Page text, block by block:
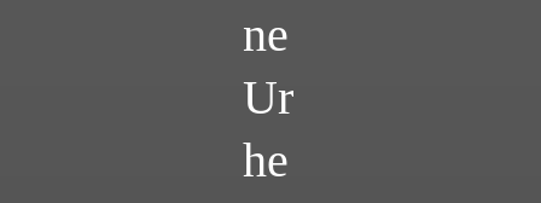
ne
Ur
he